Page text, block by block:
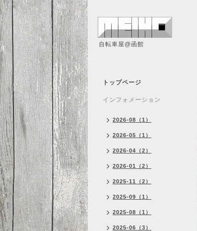
自転車屋@函館
トップページ
インフォメーション
2026-08（1）
2026-05（1）
2026-04（2）
2026-01（2）
2025-11（2）
2025-09（1）
2025-08（1）
2025-06（3）